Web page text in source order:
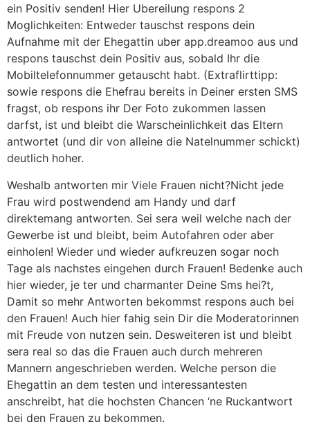
ein Positiv senden! Hier Ubereilung respons 2
Moglichkeiten: Entweder tauschst respons dein
Aufnahme mit der Ehegattin uber app.dreamoo aus und
respons tauschst dein Positiv aus, sobald Ihr die
Mobiltelefonnummer getauscht habt. (Extraflirttipp:
sowie respons die Ehefrau bereits in Deiner ersten SMS
fragst, ob respons ihr Der Foto zukommen lassen
darfst, ist und bleibt die Warscheinlichkeit das Eltern
antwortet (und dir von alleine die Natelnummer schickt)
deutlich hoher.
Weshalb antworten mir Viele Frauen nicht?Nicht jede
Frau wird postwendend am Handy und darf
direktemang antworten. Sei sera weil welche nach der
Gewerbe ist und bleibt, beim Autofahren oder aber
einholen! Wieder und wieder aufkreuzen sogar noch
Tage als nachstes eingehen durch Frauen! Bedenke auch
hier wieder, je ter und charmanter Deine Sms hei?t,
Damit so mehr Antworten bekommst respons auch bei
den Frauen! Auch hier fahig sein Dir die Moderatorinnen
mit Freude von nutzen sein. Desweiteren ist und bleibt
sera real so das die Frauen auch durch mehreren
Mannern angeschrieben werden. Welche person die
Ehegattin an dem testen und interessantesten
anschreibt, hat die hochsten Chancen ‘ne Ruckantwort
bei den Frauen zu bekommen.